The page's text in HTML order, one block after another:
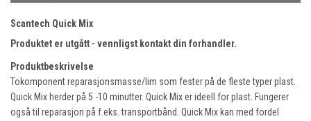
Scantech Quick Mix
Produktet er utgått - vennligst kontakt din forhandler.
Produktbeskrivelse
Tokomponent reparasjonsmasse/lim som fester på de fleste typer plast.
Quick Mix herder på 5 -10 minutter. Quick Mix er ideell for plast. Fungerer
også til reparasjon på f.eks. transportbånd. Quick Mix kan med fordel